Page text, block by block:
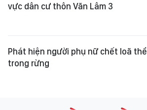
vực dân cư thôn Văn Lâm 3
Phát hiện người phụ nữ chết loã thể
trong rừng